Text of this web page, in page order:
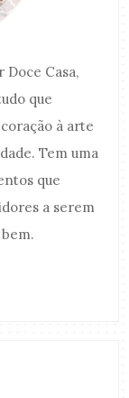
Casa,
que
à arte
Tem uma
que
a serem